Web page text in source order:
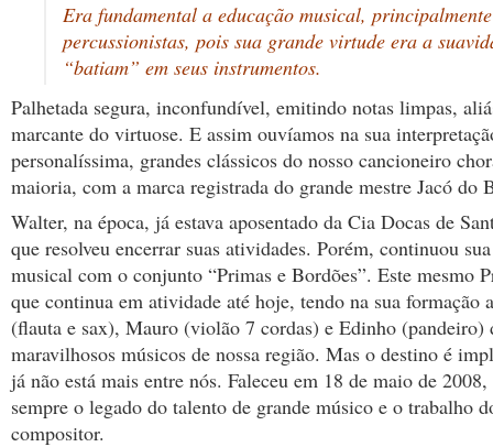
Era fundamental a educação musical,
percussionistas, pois sua grande virtude era a
“batiam” em seus instrumentos.
Palhetada segura, inconfundível, emitindo notas limpas,
marcante do virtuose. E assim ouvíamos na sua
personalíssima, grandes clássicos do nosso cancioneiro
maioria, com a marca registrada do grande mestre Jacó do
Walter, na época, já estava aposentado da Cia Docas de
que resolveu encerrar suas atividades. Porém, continuou
musical com o conjunto “Primas e Bordões”. Este mesmo
que continua em atividade até hoje, tendo na sua formação
(flauta e sax), Mauro (violão 7 cordas) e Edinho (pandeiro)
maravilhosos músicos de nossa região. Mas o destino é
já não está mais entre nós. Faleceu em 18 de maio de
sempre o legado do talento de grande músico e o trabalho
compositor.